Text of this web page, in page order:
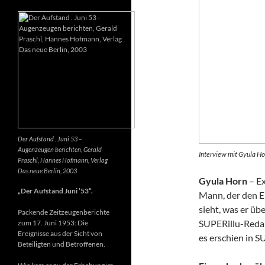
Interview mit Gyula
Gyula Horn –
Mann, der den
sieht, was er
SUPERillu-
es erschien in
Der Aufstand . Juni 53 –
Augenzeugen berichten, Gerald
Praschl, Hannes Hofmann, Verlag
Das neue Berlin, 2003
„Der Aufstand Juni ’53“.
Packende Zeitzeugenberichte
zum 17. Juni 1953: Die
Ereignisse aus der Sicht von
Beteiligten und Betroffenen.